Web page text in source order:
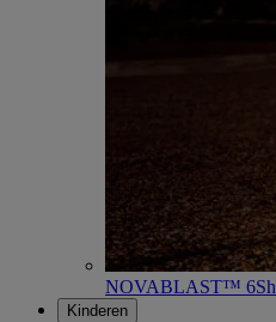
NOVABLAST™ 6
Kinderen